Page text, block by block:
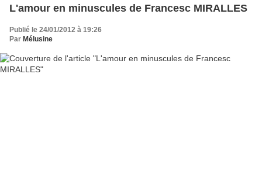
L'amour en minuscules de Francesc MIRALLES
Publié le 24/01/2012 à 19:26
Par Mélusine